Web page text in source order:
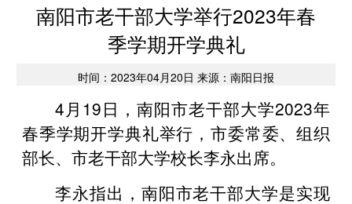
南阳市老干部大学举行2023年春
季学期开学典礼
时间：2023年04月20日 来源：南阳日报
4月19日，南阳市老干部大学2023年
春季学期开学典礼举行，市委常委、组织
部长、市老干部大学校长李永出席。
李永指出，南阳市老干部大学是实现